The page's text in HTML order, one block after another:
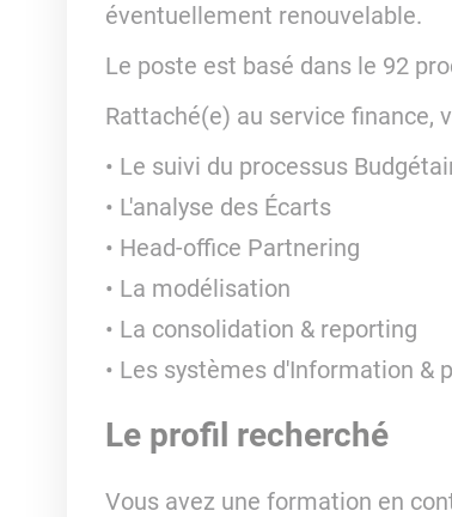
éventuellement renouvelable.
Le poste est basé dans le 92
Rattaché(e) au service finance,
Le suivi du processus
L'analyse des Écarts
Head-office Partnering
La modélisation
La consolidation & reporting
Les systèmes d'Information &
Le profil recherché
Vous avez une formation en